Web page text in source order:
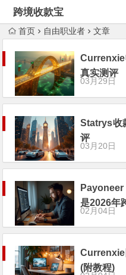
跨境收款宝
首页 自由职业者 文章
真实测评
03月29日
Statrys收
评
03月20日
是2026年
02月04日
Currenxie
(附教程)